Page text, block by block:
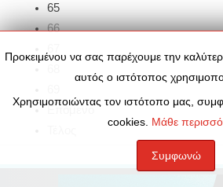
65
66
Προκειμένου να σας παρέχουμε την
αυτός ο ιστότοπος
Χρησιμοποιώντας τον ιστότοπο μας,
cookies. Μάθε
Συμφωνώ